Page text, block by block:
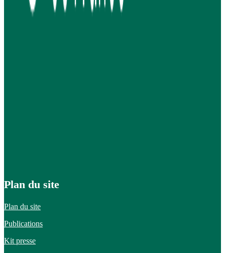
Plan du site
Plan du site
Publications
Kit presse